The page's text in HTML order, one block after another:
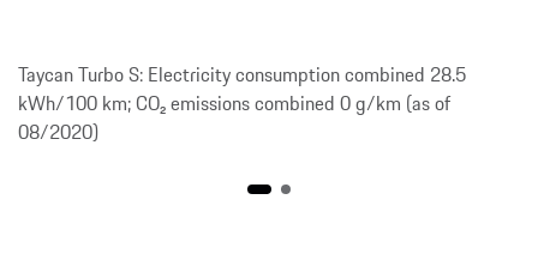
Taycan Turbo S: Electricity consumption combined 28.5
kWh/100 km; CO₂ emissions combined 0 g/km (as of
08/2020)